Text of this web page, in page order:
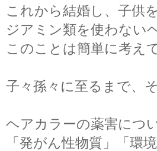
これから結婚し、子供
ジアミン類を使わない
このことは簡単に考え
子々孫々に至るまで、
ヘアカラーの薬害につ
「発がん性物質」「環